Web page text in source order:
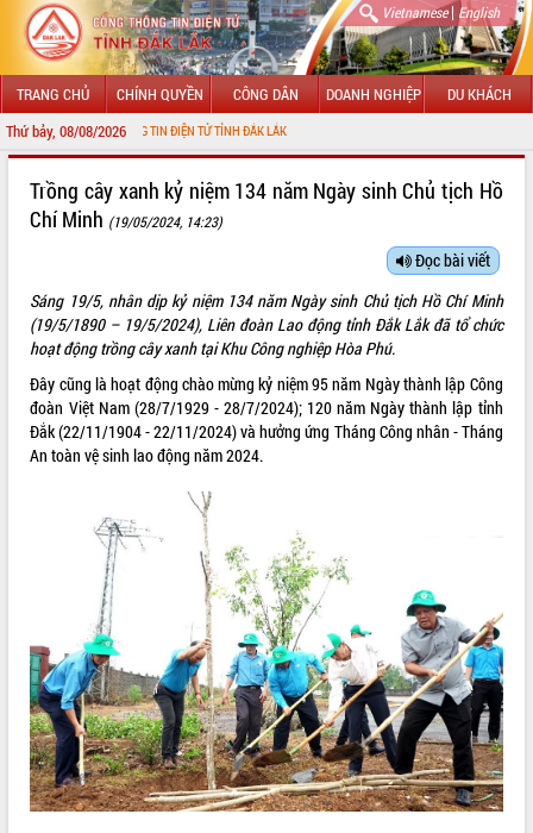
Vietnamese| English
TRANG CHỦ CHÍNH QUYỀN CÔNG DÂN DOANH NGHIỆP DU KHÁCH
Thứ bảy, 08/08/2026
VỚI CỔNG THÔNG TIN ĐIỆN TỬ TỈNH ĐẮK LẮK
LÃNH ĐẠO UBND TỈNH
SỞ, BAN, NGÀNH
THÔNG TIN CHỈ ĐẠO ĐIỀU HÀNH
HỆ THỐNG VĂN BẢN
VĂN BẢN HĐND TỈNH
ĐIỂM TIN VĂN BẢN
QUY HOẠCH - KẾ HOẠCH
Trồng cây xanh kỷ niệm 134 năm Ngày sinh Chủ tịch Hồ
Chí Minh (19/05/2024, 14:23)
Đọc bài viết
Sáng 19/5, nhân dịp kỷ niệm 134 năm Ngày sinh Chủ tịch Hồ Chí Minh
(19/5/1890 – 19/5/2024), Liên đoàn Lao động tỉnh Đắk Lắk đã tổ chức
hoạt động trồng cây xanh tại Khu Công nghiệp Hòa Phú.
Đây cũng là hoạt động chào mừng kỷ niệm 95 năm Ngày thành lập Công
đoàn Việt Nam (28/7/1929 - 28/7/2024); 120 năm Ngày thành lập tỉnh
Đắk (22/11/1904 - 22/11/2024) và hưởng ứng Tháng Công nhân - Tháng
An toàn vệ sinh lao động năm 2024.